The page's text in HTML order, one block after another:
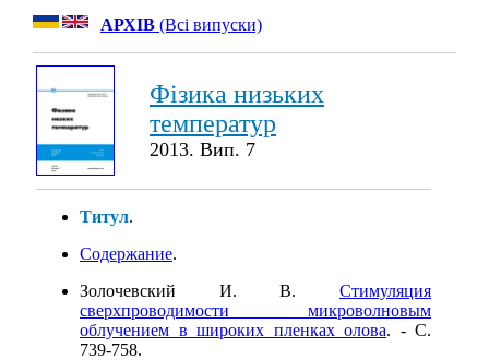
АРХІВ (Всі випуски)
Фізика низьких
температур
2013. Вип. 7
Титул.
Содержание.
Золочевский И. В. Стимуляция
сверхпроводимости микроволновым
облучением в широких пленках олова. - C.
739-758.